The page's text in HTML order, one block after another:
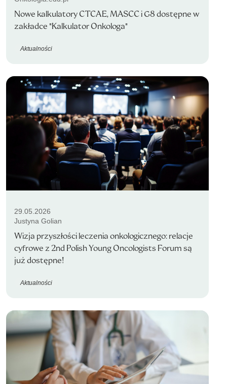
Nowe kalkulatory CTCAE, MASCC i G8 dostępne w
zakładce "Kalkulator Onkologa"
Aktualności
29.05.2026
Justyna Golian
Wizja przyszłości leczenia onkologicznego: relacje
cyfrowe z 2nd Polish Young Oncologists Forum są
już dostępne!
Aktualności